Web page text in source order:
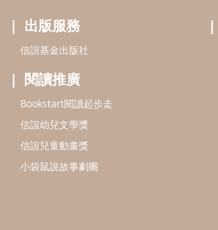
出版服務
信誼基金出版社
閱讀推廣
Bookstart閱讀起步走
信誼幼兒文學獎
信誼兒童動畫獎
小袋鼠說故事劇團